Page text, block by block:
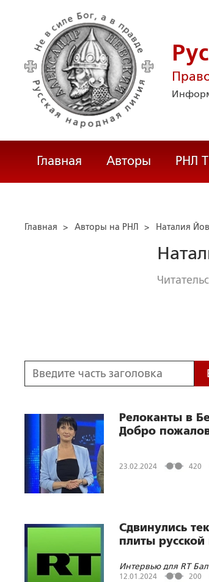
Главная Авторы РНЛ
Главная > Авторы на РНЛ > Наталия
Релоканты в
Добро
23.02.2024 420
Сдвинулись
плиты русской
Интервью для RT
12.01.2024 200